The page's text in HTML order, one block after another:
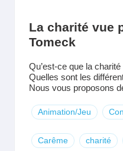
La charité vue
Tomeck
Qu’est-ce que la
Quelles sont les
Nous vous proposons
Animation/Jeu
Carême charité